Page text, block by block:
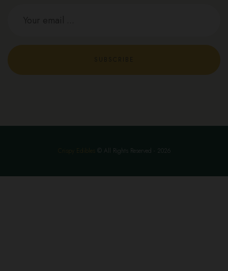
Crispy Edibles © All Rights Reserved - 2026